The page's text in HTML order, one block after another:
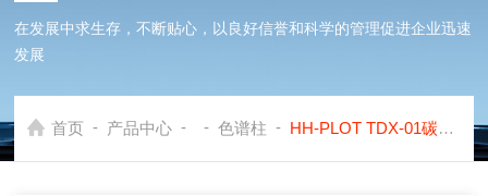
在发展中求生存，不断贴心，以良好信誉和科学的管理促进企业迅速
发展
首页 - 产品中心 - - 色谱柱 - HH-PLOT TDX-01碳分子筛毛细色谱柱测fa庭科学N2O